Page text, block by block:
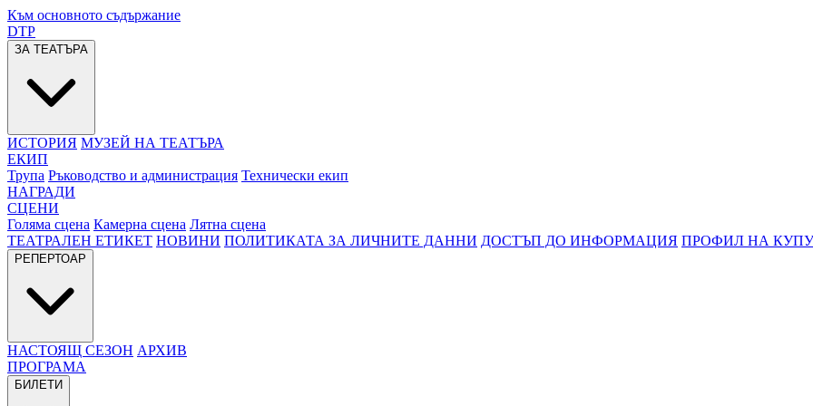
Към основното съдържание
DTP
ЗА ТЕАТЪРА
ИСТОРИЯ МУЗЕЙ НА ТЕАТЪРА
ЕКИП
Трупа Ръководство и администрация Технически екип
НАГРАДИ
СЦЕНИ
Голяма сцена Камерна сцена Лятна сцена
ТЕАТРАЛЕН ЕТИКЕТ НОВИНИ ПОЛИТИКАТА ЗА ЛИЧНИТЕ ДАННИ ДОСТЪП ДО ИНФОРМАЦИЯ ПРОФИЛ НА
РЕПЕРТОАР
НАСТОЯЩ СЕЗОН АРХИВ
ПРОГРАМА
БИЛЕТИ